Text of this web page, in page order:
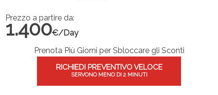
Prezzo a partire da:
1.400€/Day
Prenota Più Giorni per Sbloccare gli Sconti
RICHIEDI PREVENTIVO VELOCE
SERVONO MENO DI 2 MINUTI